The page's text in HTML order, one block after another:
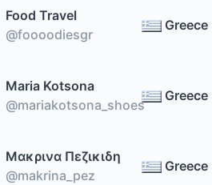
Food Travel
@foooodiesgr
Greece
Maria Kotsona
@mariakotsona_shoes
Greece
Μακρινα Πεζικιδη
@makrina_pez
Greece